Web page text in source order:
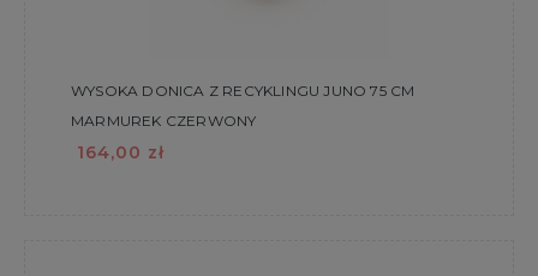
WYSOKA DONICA Z RECYKLINGU JUNO 75 CM
MARMUREK CZERWONY
164,00 zł